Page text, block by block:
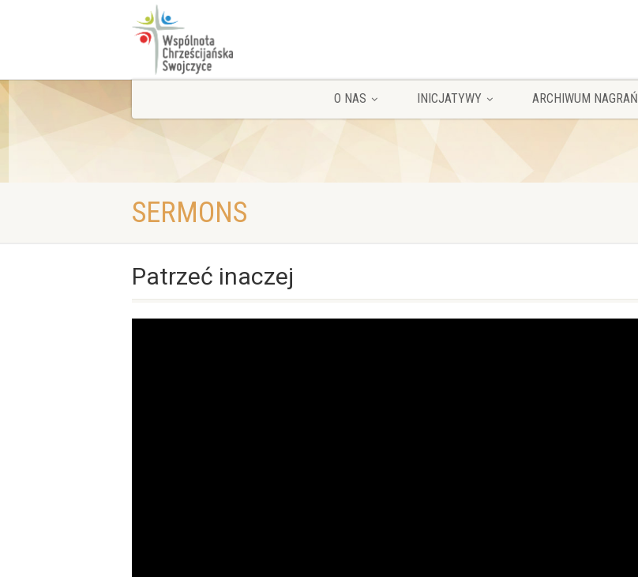
O NAS INICJATYWY ARCHIWUM NAGRAŃ
SERMONS
Patrzeć inaczej